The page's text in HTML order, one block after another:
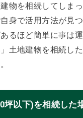
物を相続してしま
身で活用方法が見
るほど簡単に事は
土地建物を相続し
坪以下)を相続した